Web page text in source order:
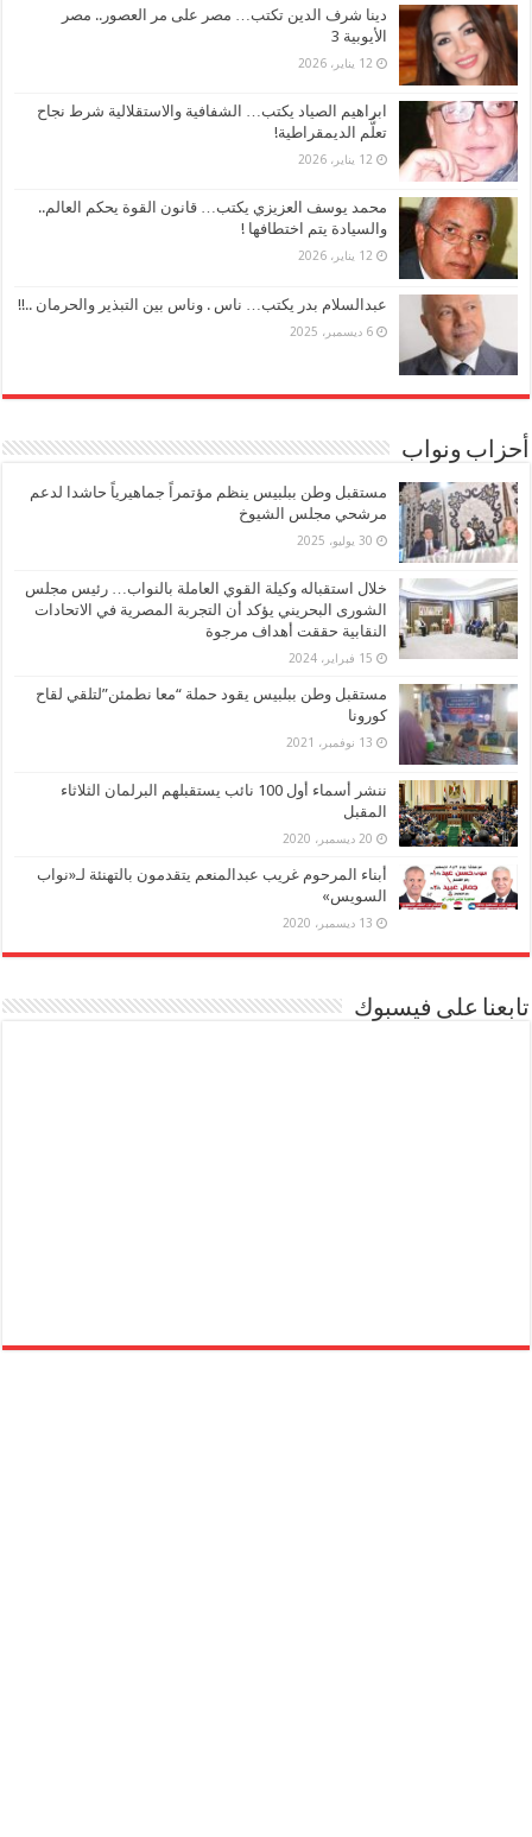
دينا شرف الدين تكتب… مصر على مر العصور.. مصر
الأيوبية 3
12 يناير، 2026
ابراهيم الصياد يكتب… الشفافية والاستقلالية شرط نجاح
تعلُّم الديمقراطية!
12 يناير، 2026
محمد يوسف العزيزي يكتب… قانون القوة يحكم العالم..
والسيادة يتم اختطافها !
12 يناير، 2026
عبدالسلام بدر يكتب… ناس . وناس بين التبذير والحرمان ..!!
6 ديسمبر، 2025
أحزاب ونواب
مستقبل وطن ببلبيس ينظم مؤتمراً جماهيرياً حاشدا لدعم
مرشحي مجلس الشيوخ
30 يوليو، 2025
خلال استقباله وكيلة القوي العاملة بالنواب… رئيس مجلس
الشورى البحريني يؤكد أن التجربة المصرية في الاتحادات
النقابية حققت أهداف مرجوة
15 فبراير، 2024
مستقبل وطن ببلبيس يقود حملة “معا نطمئن”لتلقي لقاح
كورونا
13 نوفمبر، 2021
ننشر أسماء أول 100 نائب يستقبلهم البرلمان الثلاثاء
المقبل
20 ديسمبر، 2020
أبناء المرحوم غريب عبدالمنعم يتقدمون بالتهنئة لـ«نواب
السويس»
13 ديسمبر، 2020
تابعنا على فيسبوك